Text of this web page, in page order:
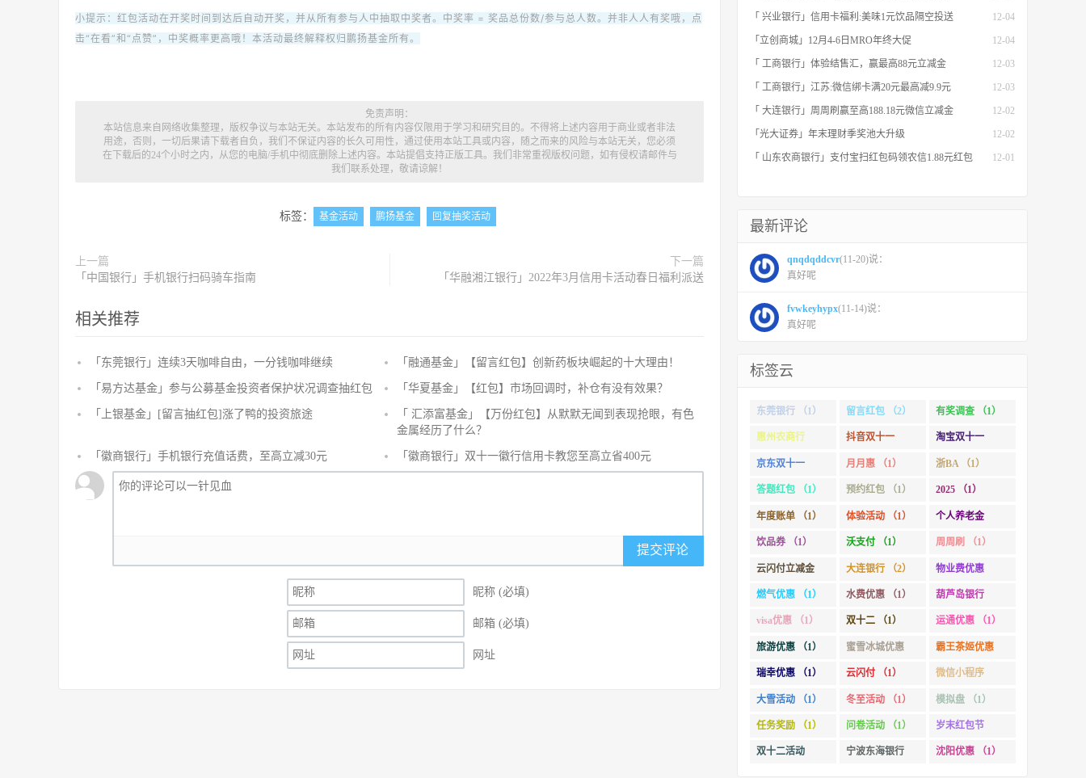
小提示：红包活动在开奖时间到达后自动开奖，并从所有参与人中抽取中奖者。中奖率 = 奖品总份数/参与总人数。并非人人有奖哦，点
击“在看”和“点赞”，中奖概率更高哦！本活动最终解释权归鹏扬基金所有。
免责声明：
本站信息来自网络收集整理，版权争议与本站无关。本站发布的所有内容仅限用于学习和研究目的。不得将上述内容用于商业或者非法
用途，否则，一切后果请下载者自负，我们不保证内容的长久可用性，通过使用本站工具或内容，随之而来的风险与本站无关，您必须
在下载后的24个小时之内，从您的电脑/手机中彻底删除上述内容。本站提倡支持正版工具。我们非常重视版权问题，如有侵权请邮件与
我们联系处理，敬请谅解！
标签： 基金活动 鹏扬基金 回复抽奖活动
上一篇
「中国银行」手机银行扫码骑车指南
下一篇
「华融湘江银行」2022年3月信用卡活动春日福利派送
相关推荐
「东莞银行」连续3天咖啡自由，一分钱咖啡继续 「融通基金」【留言红包】创新药板块崛起的十大理由！
「易方达基金」参与公募基金投资者保护状况调查抽红包 「华夏基金」【红包】市场回调时，补仓有没有效果？
「上银基金」[留言抽红包]​涨了鸭的投资旅途
「 汇添富基金」【万份红包】从默默无闻到表现抢眼，有色
金属经历了什么？
「徽商银行」手机银行充值话费，至高立减30元 「徽商银行」双十一徽行信用卡教您至高立省400元
提交评论
昵称 (必填)
邮箱 (必填)
网址
12-04
「 兴业银行」信用卡福利:美味1元饮品隔空投送
12-04
「立创商城」12月4-6日MRO年终大促
12-03
「 工商银行」体验结售汇，赢最高88元立减金
12-03
「 工商银行」江苏:微信绑卡满20元最高减9.9元
12-02
「 大连银行」周周刷赢至高188.18元微信立减金
12-02
「光大证券」年末理财季奖池大升级
12-01
「 山东农商银行」支付宝扫红包码领农信1.88元红包
最新评论
qnqdqddcvr(11-20)说：
真好呢
fvwkeyhypx(11-14)说：
真好呢
标签云
东莞银行 （1） 留言红包 （2） 有奖调查 （1）
惠州农商行
（1）
抖音双十一
（1）
淘宝双十一
（2）
京东双十一
（1）
月月惠 （1） 浙BA （1）
答题红包 （1） 预约红包 （1） 2025 （1）
年度账单 （1） 体验活动 （1） 个人养老金
（1）
饮品券 （1） 沃支付 （1） 周周刷 （1）
云闪付立减金
（1）
大连银行 （2） 物业费优惠
（1）
燃气优惠 （1） 水费优惠 （1） 葫芦岛银行
（1）
visa优惠 （1） 双十二 （1） 运通优惠 （1）
旅游优惠 （1） 蜜雪冰城优惠
（1）
霸王茶姬优惠
（1）
瑞幸优惠 （1） 云闪付 （1） 微信小程序
（1）
大雪活动 （1） 冬至活动 （1） 模拟盘 （1）
任务奖励 （1） 问卷活动 （1） 岁末红包节
（1）
双十二活动 宁波东海银行 沈阳优惠 （1）